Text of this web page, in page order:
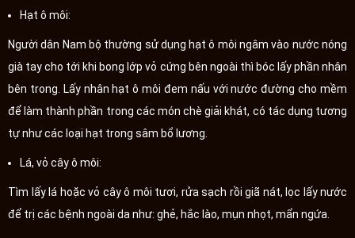
Hạt ô môi:
Người dân Nam bộ thường sử dụng hạt ô môi ngâm vào nước nóng
già tay cho tới khi bong lớp vỏ cứng bên ngoài thì bóc lấy phần nhân
bên trong. Lấy nhân hạt ô môi đem nấu với nước đường cho mềm
để làm thành phần trong các món chè giải khát, có tác dụng tương
tự như các loại hạt trong sâm bổ lương.
Lá, vỏ cây ô môi:
Tìm lấy lá hoặc vỏ cây ô môi tươi, rửa sạch rồi giã nát, lọc lấy nước
để trị các bệnh ngoài da như: ghẻ, hắc lào, mụn nhọt, mẩn ngứa.